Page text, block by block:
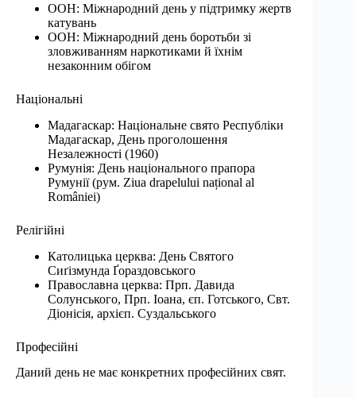
ООН: Міжнародний день у підтримку жертв
катувань
ООН: Міжнародний день боротьби зі
зловживанням наркотиками й їхнім
незаконним обігом
Національні
Мадагаскар: Національне свято Республіки
Мадагаскар, День проголошення
Незалежності (1960)
Румунія: День національного прапора
Румунії (рум. Ziua drapelului național al
României)
Релігійні
Католицька церква: День Святого
Сиґізмунда Ґораздовського
Православна церква: Прп. Давида
Солунського, Прп. Іоана, єп. Готського, Свт.
Діонісія, архієп. Суздальського
Професійні
Даний день не має конкретних професійних свят.